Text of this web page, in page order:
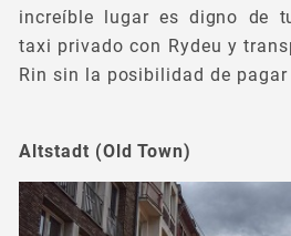
increíble lugar es digno de
taxi privado con Rydeu y
Rin sin la posibilidad de
Altstadt (Old Town)